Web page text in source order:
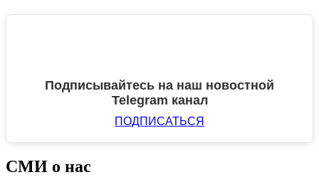
Подписывайтесь на наш новостной
Telegram канал
ПОДПИСАТЬСЯ
СМИ о нас